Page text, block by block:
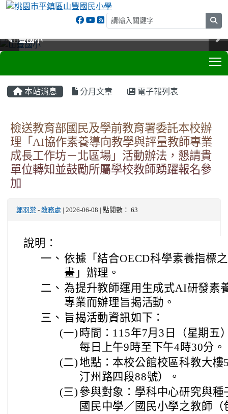
山豐國小
山豐國小
山豐國小
山豐國小
本站消息 分月文章 電子報列表
檢送教育部國民及學前教育署委託本校辦
理「AI協作素養導向教學與評量教師專業
成長工作坊－北區場」活動辦法，懇請貴
單位轉知並鼓勵所屬學校教師踴躍報名參
加
鄭羽棠 - 教務處 | 2026-06-08 | 點閱數： 63
說明：
一、 依據「結合OECD科學素養指標
畫」辦理。
二、 為提升教師運用生成式AI研發素
專業而辦理旨揭活動。
三、 旨揭活動資訊如下：
(一) 時間：115年7月3日（星期五
每日上午9時至下午4時30分。
(二)地點：本校公館校區科教大
汀州路四段88號）。
(三) 參與對象：學科中心研究與
國民中學／國民小學之教師